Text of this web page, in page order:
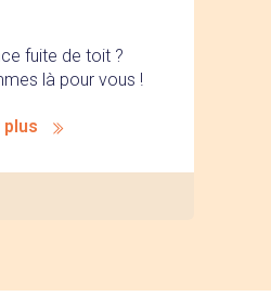
fuite de toit ?
là pour vous !
plus